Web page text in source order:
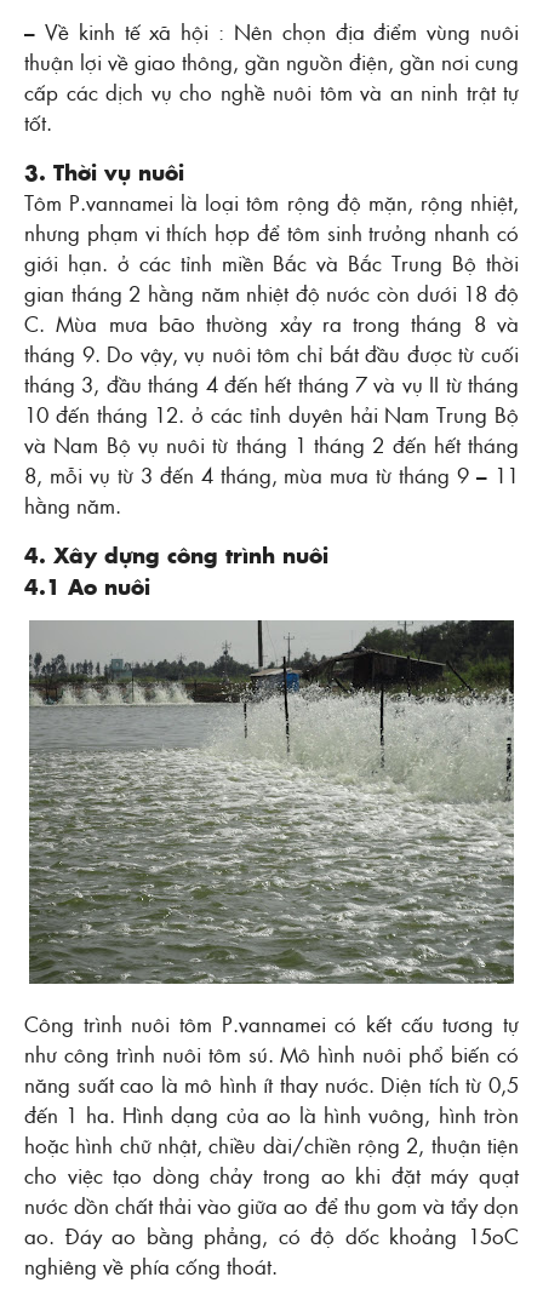
– Về kinh tế xã hội : Nên chọn địa điểm vùng nuôi
thuận lợi về giao thông, gần nguồn điện, gần nơi cung
cấp các dịch vụ cho nghề nuôi tôm và an ninh trật tự
tốt.
3. Thời vụ nuôi
Tôm P.vannamei là loại tôm rộng độ mặn, rộng nhiệt,
nhưng phạm vi thích hợp để tôm sinh trưởng nhanh có
giới hạn. ở các tỉnh miền Bắc và Bắc Trung Bộ thời
gian tháng 2 hằng năm nhiệt độ nước còn dưới 18 độ
C. Mùa mưa bão thường xảy ra trong tháng 8 và
tháng 9. Do vậy, vụ nuôi tôm chỉ bắt đầu được từ cuối
tháng 3, đầu tháng 4 đến hết tháng 7 và vụ II từ tháng
10 đến tháng 12. ở các tỉnh duyên hải Nam Trung Bộ
và Nam Bộ vụ nuôi từ tháng 1 tháng 2 đến hết tháng
8, mỗi vụ từ 3 đến 4 tháng, mùa mưa từ tháng 9 – 11
hằng năm.
4. Xây dựng công trình nuôi
4.1 Ao nuôi
Công trình nuôi tôm P.vannamei có kết cấu tương tự
như công trình nuôi tôm sú. Mô hình nuôi phổ biến có
năng suất cao là mô hình ít thay nước. Diện tích từ 0,5
đến 1 ha. Hình dạng của ao là hình vuông, hình tròn
hoặc hình chữ nhật, chiều dài/chiền rộng 2, thuận tiện
cho việc tạo dòng chảy trong ao khi đặt máy quạt
nước dồn chất thải vào giữa ao để thu gom và tẩy dọn
ao. Ðáy ao bằng phẳng, có độ dốc khoảng 15oC
nghiêng về phía cống thoát.